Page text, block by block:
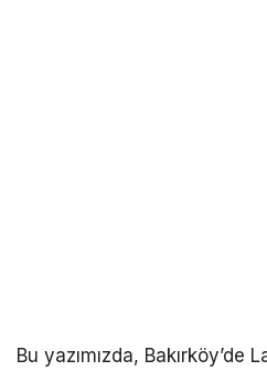
Bu yazımızda, Bakırköy’de